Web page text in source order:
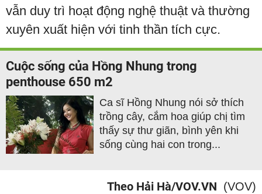
vẫn duy trì hoạt động nghệ thuật và thường
xuyên xuất hiện với tinh thần tích cực.
Cuộc sống của Hồng Nhung trong
penthouse 650 m2
Ca sĩ Hồng Nhung nói sở thích
trồng cây, cắm hoa giúp chị tìm
thấy sự thư giãn, bình yên khi
sống cùng hai con trong...
Theo Hải Hà/VOV.VN (VOV)